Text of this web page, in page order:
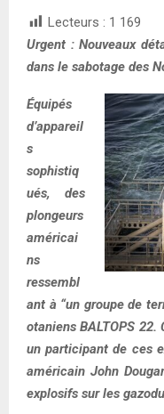
Lecteurs : 1 169
Urgent : Nouveaux
dans le sabotage des
Équipés
d’appareil
s
sophistiq
ués, des
plongeurs
américai
ns
ressembl
ant à “un groupe de
otaniens BALTOPS
un participant de ces
américain John
explosifs sur les